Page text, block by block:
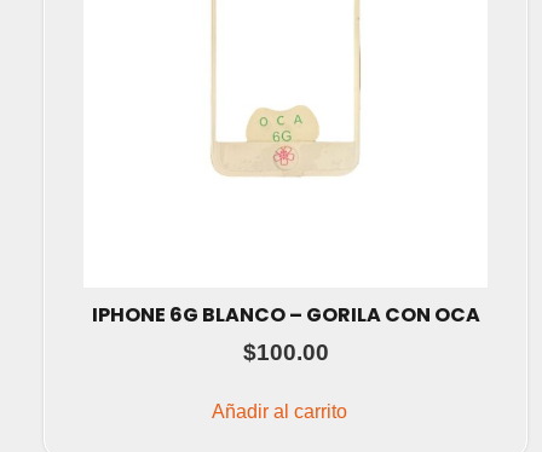
IPHONE 6G BLANCO – GORILA CON OCA
$100.00
Añadir al carrito